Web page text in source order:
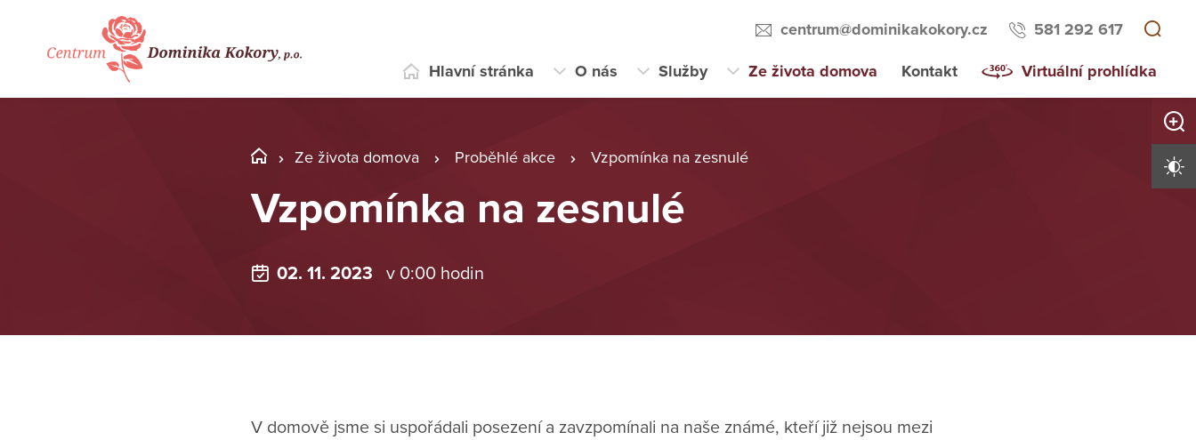
centrum@dominikakokory.cz 581 292 617
Hlavní stránka O nás Služby Ze života domova Kontakt Virtuální prohlídka
Ze života domova Proběhlé akce Vzpomínka na zesnulé
Vzpomínka na zesnulé
02. 11. 2023 v 0:00 hodin
V domově jsme si uspořádali posezení a zavzpomínali na naše známé, kteří již nejsou mezi